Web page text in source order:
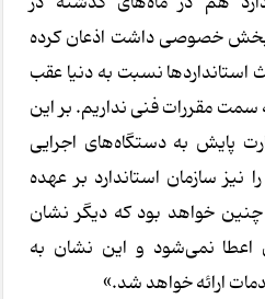
خصوصی داشت اذعان کرده
استانداردها نسبت به دنیا عقب
مقررات فنی نداریم. بر این
پایش به دستگاه‌های اجرایی
نیز سازمان استاندارد بر عهده
خواهد بود که دیگر نشان
اعطا نمی‌شود و این نشان به
ارائه خواهد شد.»